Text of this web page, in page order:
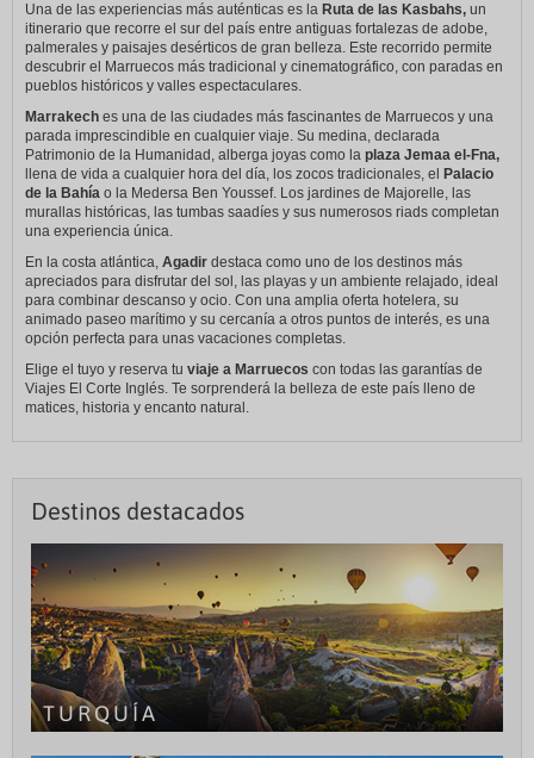
Una de las experiencias más auténticas es la Ruta de las Kasbahs, un
itinerario que recorre el sur del país entre antiguas fortalezas de adobe,
palmerales y paisajes desérticos de gran belleza. Este recorrido permite
descubrir el Marruecos más tradicional y cinematográfico, con paradas en
pueblos históricos y valles espectaculares.
Marrakech es una de las ciudades más fascinantes de Marruecos y una
parada imprescindible en cualquier viaje. Su medina, declarada
Patrimonio de la Humanidad, alberga joyas como la plaza Jemaa el‑Fna,
llena de vida a cualquier hora del día, los zocos tradicionales, el
Palacio
de la Bahía o la Medersa Ben Youssef. Los jardines de Majorelle, las
murallas históricas, las tumbas saadíes y sus numerosos riads completan
una experiencia única.
En la costa atlántica, Agadir destaca como uno de los destinos más
apreciados para disfrutar del sol, las playas y un ambiente relajado, ideal
para combinar descanso y ocio. Con una amplia oferta hotelera, su
animado paseo marítimo y su cercanía a otros puntos de interés, es una
opción perfecta para unas vacaciones completas.
Elige el tuyo y reserva tu viaje a Marruecos con todas las garantías de
Viajes El Corte Inglés. Te sorprenderá la belleza de este país lleno de
matices, historia y encanto natural.
Destinos destacados
TURQUÍA